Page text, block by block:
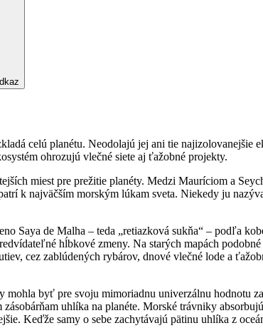
celú planétu. Neodolajú jej ani tie
ohrozujú vlečné siete aj ťažobné projekty.
miest pre prežitie planéty. Medzi Mauríciom a
k najväčším morským lúkam sveta. Niekedy ju
Saya de Malha – teda „retiazková sukňa“ – podľa
hĺbkové zmeny. Na starých mapách
cez zablúdených rybárov, dnové vlečné lode a
byť pre svoju mimoriadnu univerzálnu hodnotu
uhlíka na planéte. Morské trávniky
Keďže samy o sebe zachytávajú pätinu uhlíka z